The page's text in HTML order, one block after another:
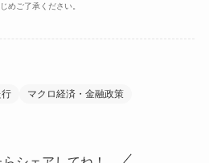
めご了承ください。
マクロ経済・金融政策